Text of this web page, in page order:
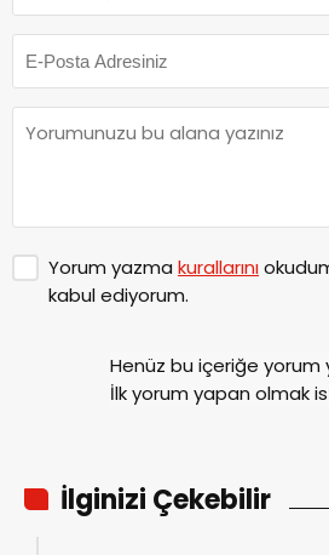
Yorum yazma kurallarını
kabul ediyorum.
Henüz bu içeriğe yorum
İlk yorum yapan olmak
İlginizi Çekebilir